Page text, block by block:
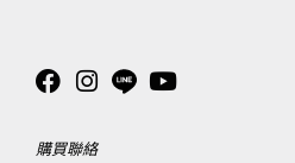
購買聯絡